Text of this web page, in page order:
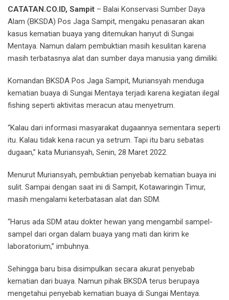
CATATAN.CO.ID, Sampit – Balai Konservasi Sumber Daya
Alam (BKSDA) Pos Jaga Sampit, mengaku penasaran akan
kasus kematian buaya yang ditemukan hanyut di Sungai
Mentaya. Namun dalam pembuktian masih kesulitan karena
masih terbatasnya alat dan sumber daya manusia yang dimiliki.
Komandan BKSDA Pos Jaga Sampit, Muriansyah menduga
kematian buaya di Sungai Mentaya terjadi karena kegiatan ilegal
fishing seperti aktivitas meracun atau menyetrum.
“Kalau dari informasi masyarakat dugaannya sementara seperti
itu. Kalau tidak kena racun ya setrum. Tapi itu baru sebatas
dugaan,” kata Muriansyah, Senin, 28 Maret 2022.
Menurut Muriansyah, pembuktian penyebab kematian buaya ini
sulit. Sampai dengan saat ini di Sampit, Kotawaringin Timur,
masih mengalami keterbatasan alat dan SDM.
“Harus ada SDM atau dokter hewan yang mengambil sampel-
sampel dari organ dalam buaya yang mati dan kirim ke
laboratorium,” imbuhnya.
Sehingga baru bisa disimpulkan secara akurat penyebab
kematian dari buaya. Namun pihak BKSDA terus berupaya
mengetahui penyebab kematian buaya di Sungai Mentaya.